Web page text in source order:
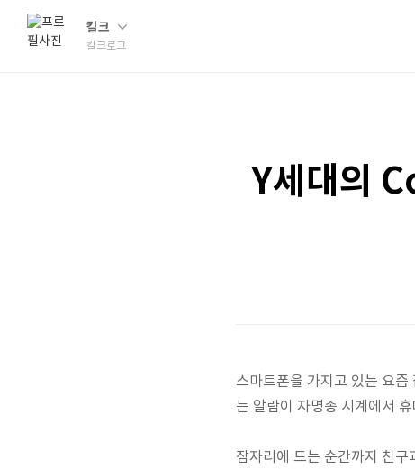
킬크
킬크로그
Y세대의
스마트폰을 가지고 있는 요즘
는 알람이 자명종 시계에서
잠자리에 드는 순간까지 친